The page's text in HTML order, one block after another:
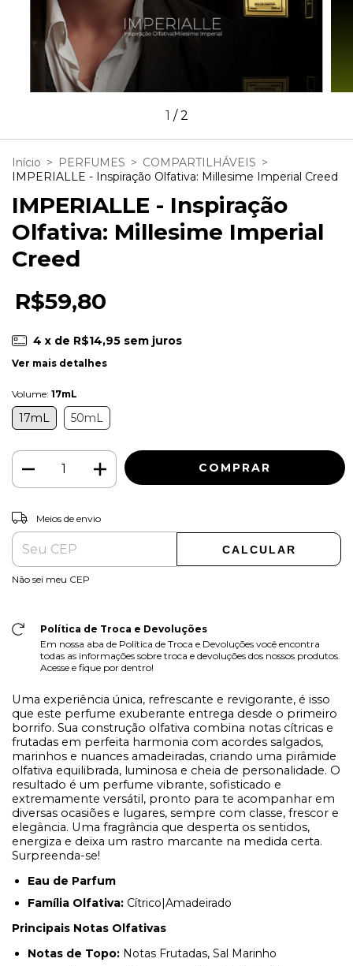
1 /2
Início > PERFUMES > COMPARTILHÁVEIS >
IMPERIALLE - Inspiração Olfativa: Millesime Imperial Creed
IMPERIALLE - Inspiração
Olfativa: Millesime Imperial
Creed
R$59,80
4 x de R$14,95 sem juros
Ver mais detalhes
Volume: 17mL
17mL 50mL
Entregas para o CEP:
Meios de envio
CALCULAR
Não sei meu CEP
Política de Troca e Devoluções
Em nossa aba de Política de Troca e Devoluções você encontra
todas as informações sobre troca e devoluções dos nossos produtos.
Acesse e fique por dentro!
Uma experiência única, refrescante e revigorante, é isso
que este perfume exuberante entrega desde o primeiro
borrifo. Sua construção olfativa combina notas cítricas e
frutadas em perfeita harmonia com acordes salgados,
marinhos e nuances amadeiradas, criando uma pirâmide
olfativa equilibrada, luminosa e cheia de personalidade. O
resultado é um perfume vibrante, sofisticado e
extremamente versátil, pronto para te acompanhar em
diversas ocasiões e lugares, sempre com classe, frescor e
elegância. Uma fragrância que desperta os sentidos,
energiza e deixa um rastro marcante na medida certa.
Surpreenda-se!
Eau de Parfum
Família Olfativa: Cítrico|Amadeirado
Principais Notas Olfativas
Notas de Topo: Notas Frutadas, Sal Marinho